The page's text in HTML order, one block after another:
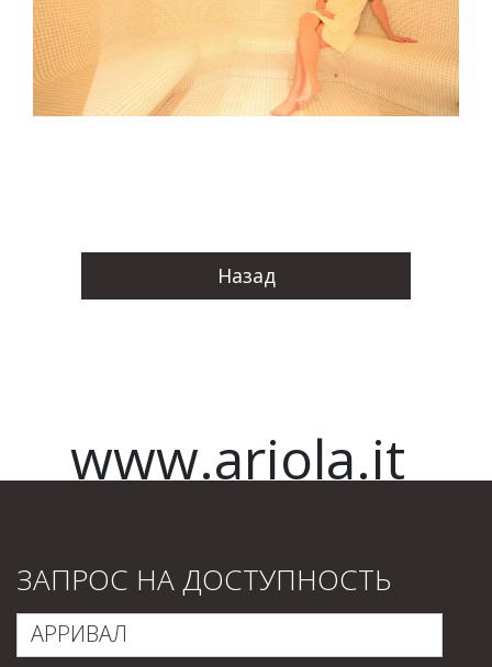
Назад
www.ariola.it
ЗАПРОС НА ДОСТУПНОСТЬ